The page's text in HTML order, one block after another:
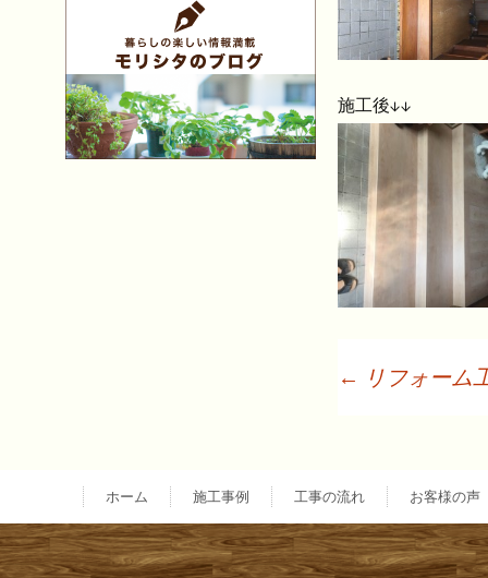
施工後↓↓
稿
← リフォーム
ホーム 施工事例 工事の流れ お客様の声